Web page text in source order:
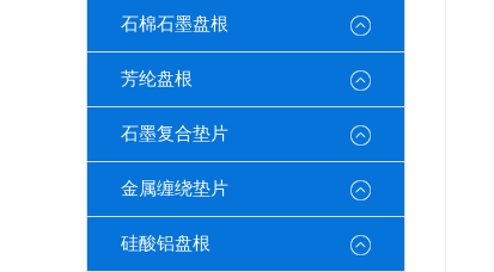
石棉石墨盘根
芳纶盘根
石墨复合垫片
金属缠绕垫片
硅酸铝盘根